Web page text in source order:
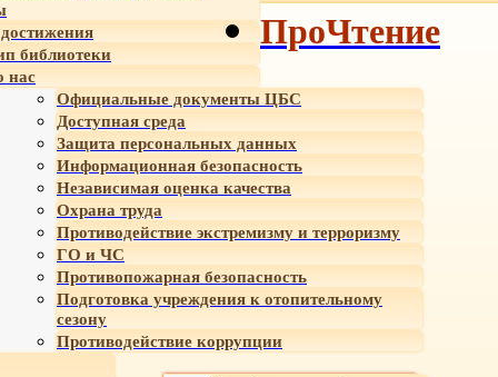
библиотеки
нас
Официальные документы ЦБС
Доступная среда
Защита персональных данных
Информационная безопасность
Независимая оценка качества
Охрана труда
Противодействие экстремизму и терроризму
ГО и ЧС
Противопожарная безопасность
Подготовка учреждения к отопительному
сезону
Противодействие коррупции
ПроЧтение